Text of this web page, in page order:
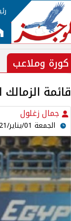
كورة وملاعب
قائمة
جمال زغلول
الجمعة 01/يناير/2021 - 05:13 م